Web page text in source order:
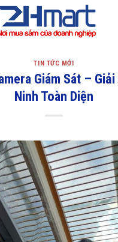
TIN TỨC MỚI
Giám Sát – Giải
Ninh Toàn Diện